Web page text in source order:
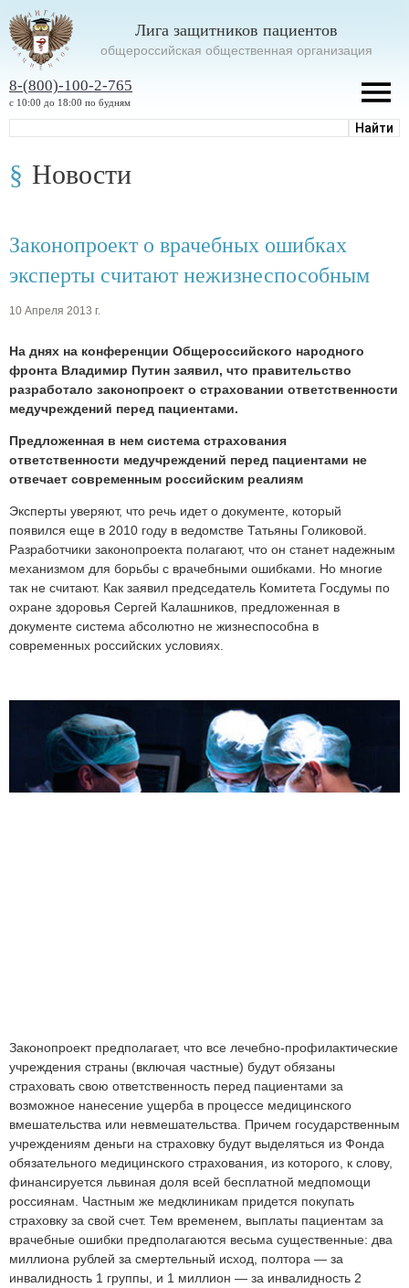
Лига защитников пациентов
oбщероссийская общественная организация
8-(800)-100-2-765
с 10:00 до 18:00 по будням
Новости
Законопроект о врачебных ошибках
эксперты считают нежизнеспособным
10 Апреля 2013 г.
На днях на конференции Общероссийского народного
фронта Владимир Путин заявил, что правительство
разработало законопроект о страховании ответственности
медучреждений перед пациентами.
Предложенная в нем система страхования
ответственности медучреждений перед пациентами не
отвечает современным российским реалиям
Эксперты уверяют, что речь идет о документе, который
появился еще в 2010 году в ведомстве Татьяны Голиковой.
Разработчики законопроекта полагают, что он станет надежным
механизмом для борьбы с врачебными ошибками. Но многие
так не считают. Как заявил председатель Комитета Госдумы по
охране здоровья Сергей Калашников, предложенная в
документе система абсолютно не жизнеспособна в
современных российских условиях.
Законопроект предполагает, что все лечебно-профилактические
учреждения страны (включая частные) будут обязаны
страховать свою ответственность перед пациентами за
возможное нанесение ущерба в процессе медицинского
вмешательства или невмешательства. Причем государственным
учреждениям деньги на страховку будут выделяться из Фонда
обязательного медицинского страхования, из которого, к слову,
финансируется львиная доля всей бесплатной медпомощи
россиянам. Частным же медклиникам придется покупать
страховку за свой счет. Тем временем, выплаты пациентам за
врачебные ошибки предполагаются весьма существенные: два
миллиона рублей за смертельный исход, полтора — за
инвалидность 1 группы, и 1 миллион — за инвалидность 2